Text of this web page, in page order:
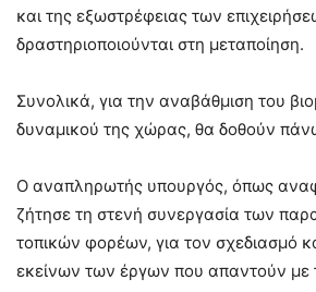
και της εξωστρέφειας των
δραστηριοποιούνται στη μεταποίηση.
Συνολικά, για την αναβάθμιση του
δυναμικού της χώρας, θα δοθούν
Ο αναπληρωτής υπουργός, όπως
ζήτησε τη στενή συνεργασία των
τοπικών φορέων, για τον σχεδιασμό
εκείνων των έργων που απαντούν με